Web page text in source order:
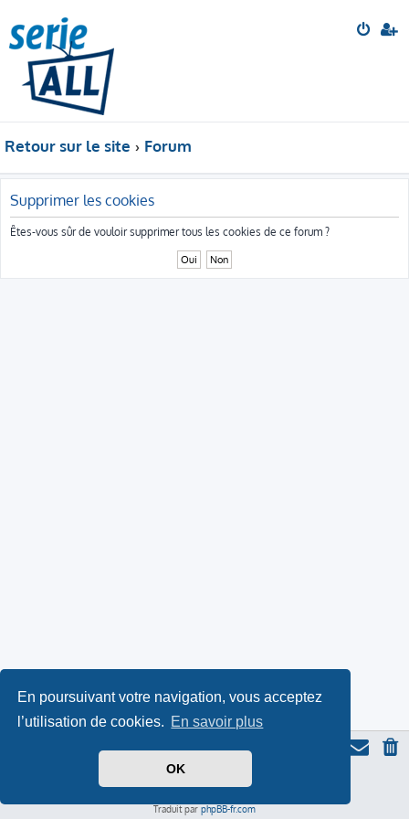
En poursuivant votre navigation, vous acceptez
l’utilisation de cookies. En savoir plus
OK
Retour sur le site Forum
Supprimer les cookies
Êtes-vous sûr de vouloir supprimer tous les cookies de ce forum ?
Thème du forum serieallbasé sur ProLight Style par
Icone du panda parTriton, modifié par Serieall.
Traduit par phpBB-fr.com